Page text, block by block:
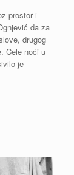
prostor i
da za
drugog
Cele noći u
je